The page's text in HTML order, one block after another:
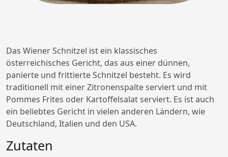
Das Wiener Schnitzel ist ein klassisches
österreichisches Gericht, das aus einer dünnen,
panierte und frittierte Schnitzel besteht. Es wird
traditionell mit einer Zitronenspalte serviert und mit
Pommes Frites oder Kartoffelsalat serviert. Es ist auch
ein beliebtes Gericht in vielen anderen Ländern, wie
Deutschland, Italien und den USA.
Zutaten